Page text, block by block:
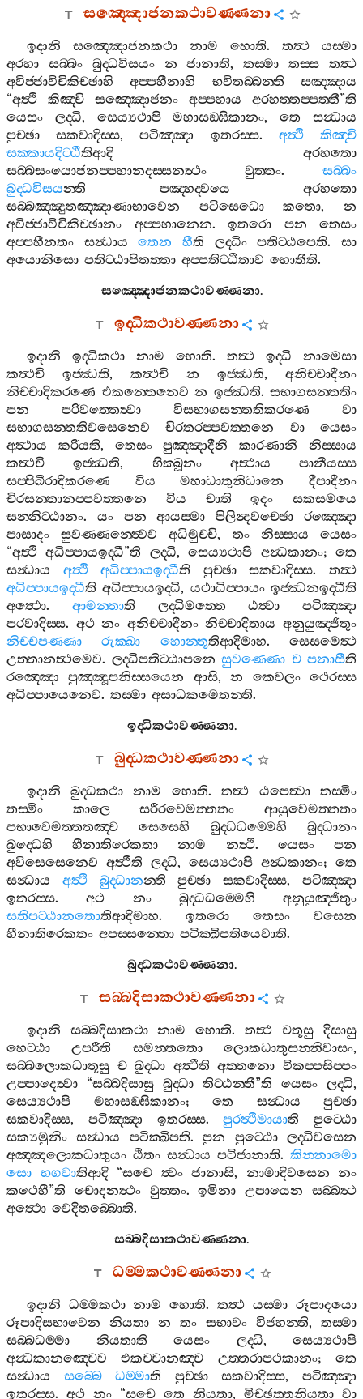
සඤ‍්ඤොජනකථාවණ‍්ණනා
ඉදානි සඤ‍්ඤොජනකථා නාම හොති. තත්‍ථ
යස‍්මා
අරහා
සබ‍්බං බුද‍්ධවිසයං න ජානාති,තස‍්මා තස‍්ස
තත්‍ථ
අවිජ‍්ජාවිචිකිච‍්ඡාහි
අප‍්පහීනාහි භවිතබ‍්බන‍්ති
සඤ‍්ඤාය
“අත්‍ථි කිඤ‍්චි සඤ‍්ඤොජනං අප‍්පහාය අරහත‍්තප‍්පත‍්තී”ති
යෙසං
ලද‍්ධි, සෙය්‍යථාපි මහාසඞ‍්ඝිකානං,තෙ
සන්‍ධාය
පුච‍්ඡා
සකවාදිස‍්ස,පටිඤ‍්ඤා ඉතරස‍්ස. අත්‍ථි
කිඤ‍්චි
සක‍්කායදිට‍්ඨීතිආදි
අරහතො
සබ‍්බසංයොජනප‍්පහානදස‍්සනත්‍ථං
වුත‍්තං. සබ‍්බං
බුද‍්ධවිසයන‍්ති පඤ‍්හද‍්වයෙ
අරහතො
සබ‍්බඤ‍්ඤුතඤ‍්ඤාණාභාවෙන
පටිසෙධො කතො,න
අවිජ‍්ජාවිචිකිච‍්ඡානං
අප‍්පහානෙන. ඉතරො පන
තෙසං
අප‍්පහීනතං
සන්‍ධාය තෙන හීති ලද‍්ධිං පතිට‍්ඨපෙති.සා
අයොනිසො පතිට‍්ඨාපිතත‍්තා අප‍්පතිට‍්ඨිතාව හොතීති.
සඤ‍්ඤොජනකථාවණ‍්ණනා.
ඉද‍්ධිකථාවණ‍්ණනා
ඉදානි ඉද‍්ධිකථා නාම හොති. තත්‍ථ ඉද‍්ධි
නාමෙසා
කත්‍ථචි
ඉජ‍්ඣති, කත්‍ථචි න ඉජ‍්ඣති, අනිච‍්චාදීනං
නිච‍්චාදිකරණෙ එකන‍්තෙනෙව න ඉජ‍්ඣති. සභාගසන‍්තතිං
පන
පරිවත‍්තෙත්‍වා විසභාගසන‍්තතිකරණෙ
වා
සභාගසන‍්තතිවසෙනෙව
චිරතරප‍්පවත‍්තනෙ වා
යෙසං
අත්‍ථාය
කරියති, තෙසං පුඤ‍්ඤාදීනි කාරණානි
නිස‍්සාය
කත්‍ථචි
ඉජ‍්ඣති, භික‍්ඛූනං අත්‍ථාය
පානීයස‍්ස
සප‍්පිඛීරාදිකරණෙ
විය මහාධාතුනිධානෙ
දීපාදීනං
චිරසන‍්තානප‍්පවත‍්තනෙ
විය චාති ඉදං
සකසමයෙ
සන‍්නිට‍්ඨානං. යං පන ආයස‍්මා පිලින්‍දවච‍්ඡො
රඤ‍්ඤො
පාසාදං
සුවණ‍්ණන‍්ත්‍වෙව අධිමුච‍්චි, තං නිස‍්සාය
යෙසං
“අත්‍ථි අධිප‍්පායඉද‍්ධී”ති ලද‍්ධි,සෙය්‍යථාපි අන්‍ධකානං;තෙ
සන්‍ධාය
අත්‍ථි අධිප‍්පායඉද‍්ධීති පුච‍්ඡා සකවාදිස‍්ස.තත්‍ථ
අධිප‍්පායඉද‍්ධීති අධිප‍්පායඉද‍්ධි, යථාධිප‍්පායං ඉජ‍්ඣනඉද‍්ධීති
අත්‍ථො. ආමන‍්තාති ලද‍්ධිමත‍්තෙ ඨත්‍වා
පටිඤ‍්ඤා
පරවාදිස‍්ස. අථ නං අනිච‍්චාදීනං නිච‍්චාදිතාය අනුයුඤ‍්ජිතුං
නිච‍්චපණ‍්ණා
රුක‍්ඛා හොන‍්තූතිආදිමාහ.සෙසමෙත්‍ථ
උත‍්තානත්‍ථමෙව. ලද‍්ධිපතිට‍්ඨාපනෙ සුවණ‍්ණො ච පනාසීති
රඤ‍්ඤො
පුඤ‍්ඤූපනිස‍්සයෙන ආසි,න කෙවලං
ථෙරස‍්ස
අධිප‍්පායෙනෙව. තස‍්මා අසාධකමෙතන‍්ති.
ඉද‍්ධිකථාවණ‍්ණනා.
බුද‍්ධකථාවණ‍්ණනා
ඉදානි බුද‍්ධකථා නාම හොති.තත්‍ථ ඨපෙත්‍වා
තස‍්මිං
තස‍්මිං
කාලෙ සරීරවෙමත‍්තතං
ආයුවෙමත‍්තතං
පභාවෙමත‍්තතඤ‍්ච
සෙසෙහි බුද‍්ධධම‍්මෙහි
බුද‍්ධානං
බුද‍්ධෙහි
හීනාතිරෙකතා නාම නත්‍ථි. යෙසං
පන
අවිසෙසෙනෙව අත්‍ථීති ලද‍්ධි, සෙය්‍යථාපි අන්‍ධකානං; තෙ
සන්‍ධාය
අත්‍ථි බුද‍්ධානන‍්ති පුච‍්ඡා සකවාදිස‍්ස,පටිඤ‍්ඤා
ඉතරස‍්ස.අථ නං බුද‍්ධධම‍්මෙහි
අනුයුඤ‍්ජිතුං
සතිපට‍්ඨානතොතිආදිමාහ. ඉතරො තෙසං
වසෙන
හීනාතිරෙකතං අපස‍්සන‍්තො පටික‍්ඛිපතියෙවාති.
බුද‍්ධකථාවණ‍්ණනා.
සබ‍්බදිසාකථාවණ‍්ණනා
ඉදානි සබ‍්බදිසාකථා නාම හොති.තත්‍ථ චතූසු
දිසාසු
හෙට‍්ඨා
උපරීති සමන‍්තතො ලොකධාතුසන‍්නිවාසං,
සබ‍්බලොකධාතූසු ච බුද‍්ධා අත්‍ථීති අත‍්තනො විකප‍්පසිප‍්පං
උප‍්පාදෙත්‍වා “සබ‍්බදිසාසු බුද‍්ධා තිට‍්ඨන‍්තී”ති යෙසං ලද‍්ධි,
සෙය්‍යථාපි
මහාසඞ‍්ඝිකානං; තෙ සන්‍ධාය
පුච‍්ඡා
සකවාදිස‍්ස, පටිඤ‍්ඤා ඉතරස‍්ස.පුරත්‍ථිමායාති
පුට‍්ඨො
සක්‍යමුනිං
සන්‍ධාය පටික‍්ඛිපති.පුන පුට‍්ඨො
ලද‍්ධිවසෙන
අඤ‍්ඤලොකධාතුයං ඨිතං සන්‍ධාය පටිජානාති. කින‍්නාමො
සො භගවාතිආදි“සචෙ ත්‍වං ජානාසි, නාමාදිවසෙන නං
කථෙහී”ති චොදනත්‍ථං වුත‍්තං.ඉමිනා උපායෙන
සබ‍්බත්‍ථ
අත්‍ථො වෙදිතබ‍්බොති.
සබ‍්බදිසාකථාවණ‍්ණනා.
ධම‍්මකථාවණ‍්ණනා
ඉදානි ධම‍්මකථා නාම හොති.තත්‍ථ යස‍්මා රූපාදයො
රූපාදිසභාවෙන
නියතා න තං සභාවං විජහන‍්ති, තස‍්මා
සබ‍්බධම‍්මා
නියතාති යෙසං ලද‍්ධි, සෙය්‍යථාපි
අන්‍ධකානඤ‍්චෙව
එකච‍්චානඤ‍්ච උත‍්තරාපථකානං;තෙ
සන්‍ධාය
සබ‍්බෙ ධම‍්මාති පුච‍්ඡා සකවාදිස‍්ස,පටිඤ‍්ඤා
ඉතරස‍්ස. අථ නං “සචෙ තෙ නියතා, මිච‍්ඡත‍්තනියතා වා